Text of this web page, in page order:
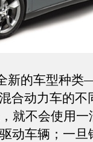
的车型种类
合动力车的不
就不会使用
动车辆；一旦